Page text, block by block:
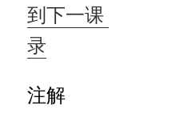
到下一课
录
注解